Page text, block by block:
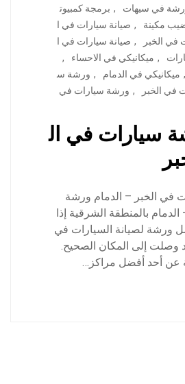
في سيهات , برمجة كمبيوت
مكينة , صيانة سيارات في ا
في الخبر , صيانة سيارات في ا
, ميكانيكي في الاحساء
,
, ميكانيكي في الدمام , ورشة س
في الخبر , ورشة سيارات في
سيارات في ال
في الخبر – الدمام ورشة
بالمنطقة الشرقية إذا
ورشة لصيانة السيارات في
وصلت إلى المكان الصحيح.
عن أحد أفضل مراكز…